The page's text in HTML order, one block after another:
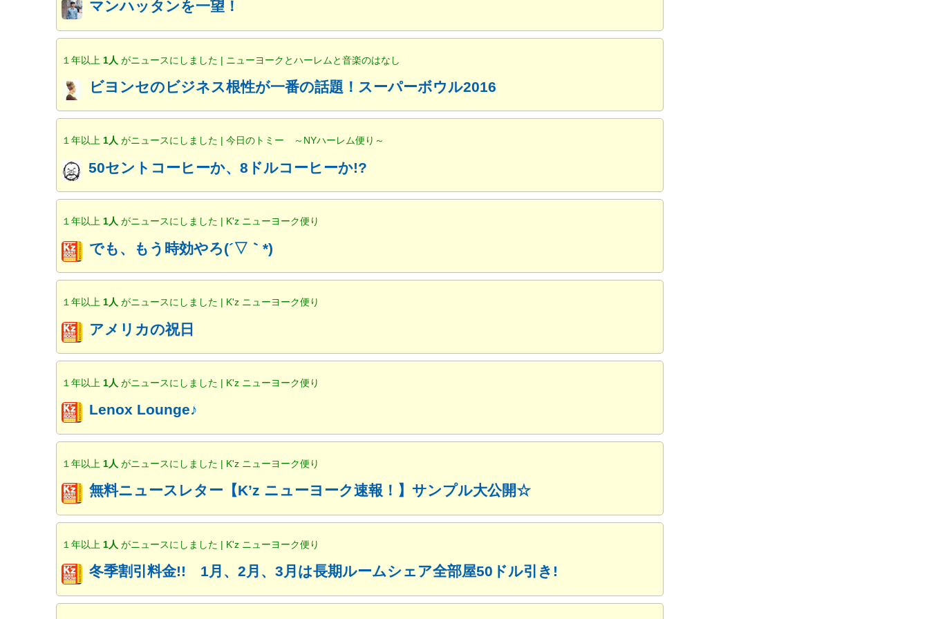
マンハッタンを一望！
１年以上 1人がニュースにしました | ニューヨークとハーレムと音楽のはなし
ビヨンセのビジネス根性が一番の話題！スーパーボウル2016
１年以上1人がニュースにしました | 今日のトミー ～NYハーレム便り～
50セントコーヒーか、8ドルコーヒーか!?
１年以上1人がニュースにしました | K'z ニューヨーク便り
でも、もう時効やろ(´▽｀*)
１年以上 1人がニュースにしました | K'z ニューヨーク便り
アメリカの祝日
１年以上 1人がニュースにしました | K'z ニューヨーク便り
Lenox Lounge♪
１年以上 1人がニュースにしました | K'z ニューヨーク便り
無料ニュースレター【K’z ニューヨーク速報！】サンプル大公開☆
１年以上 1人がニュースにしました | K'z ニューヨーク便り
冬季割引料金!! 1月、2月、3月は長期ルームシェア全部屋50ドル引き!